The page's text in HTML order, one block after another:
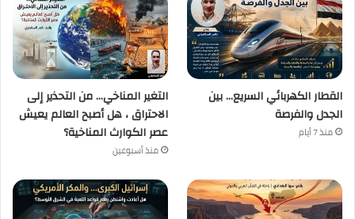
القطار الكهربائي السريع… بين
الجدل والفرصة
منذ 7 أيام
التغير المناخي… من التحذير إلى
الاحتراق ، هل أصبح العالم يعيش
عصر الكوارث المناخية؟
منذ أسبوعين